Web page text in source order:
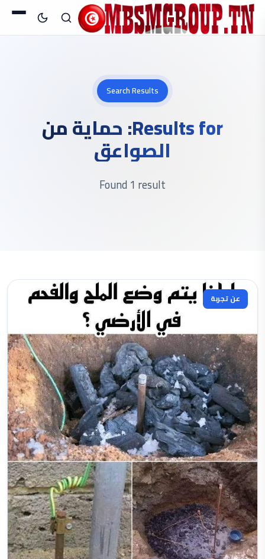
Search Results
Results for: حماية من
الصواعق
Found 1 result
عن تجربة